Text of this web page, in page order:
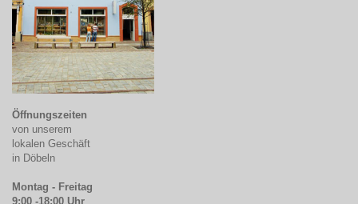
Öffnungszeiten
von unserem
lokalen Geschäft
in Döbeln
Montag - Freitag
9:00 -18:00 Uhr